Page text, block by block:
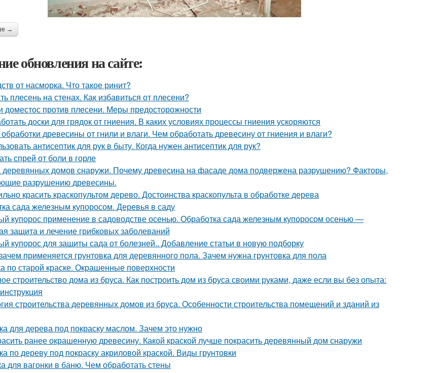
→
обновления на сайте:
от насморка. Что такое ринит?
плесень на стенах. Как избавиться от плесени?
доместос против плесени. Меры предосторожности
доски для грядок от гниения. В каких условиях процессы гниения ускоряются
древесины от гнили и влаги. Чем обработать древесину от гниения и влаги?
антисептик для рук в быту. Когда нужен антисептик для рук?
спрей от боли в горле
деревянных домов снаружи. Почему древесина на фасаде дома подвержена разрушению? Факторы,
разрушению древесины.
красить краскопультом дерево. Достоинства краскопульта в обработке дерева
сада железным купоросом. Деревья в саду
купорос применение в садоводстве осенью. Обработка сада железным купоросом осенью —
защита и лечение грибковых заболеваний
купорос для защиты сада от болезней.. Добавление статьи в новую подборку
применяется грунтовка для деревянного пола. Зачем нужна грунтовка для пола
по старой краске. Окрашенные поверхности
строительство дома из бруса. Как построить дом из бруса своими руками, даже если вы без опыта:
строительства деревянных домов из бруса. Особенности строительства помещений и зданий из
для дерева под покраску маслом. Зачем это нужно
ранее окрашенную древесину. Какой краской лучше покрасить деревянный дом снаружи
по дереву под покраску акриловой краской. Виды грунтовки
для вагонки в баню. Чем обработать стены